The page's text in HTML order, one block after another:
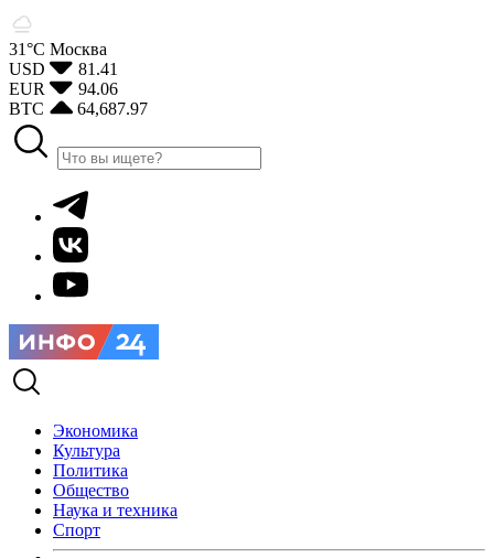
31°С Москва
USD
81.41
EUR
94.06
BTC
64,687.97
Экономика
Культура
Политика
Общество
Наука и техника
Спорт